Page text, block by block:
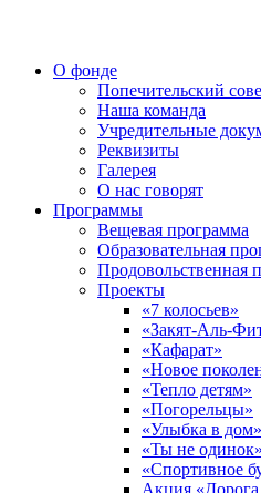
О фонде
Попечительский
Наша команда
Учредительные
Реквизиты
Галерея
О нас говорят
Программы
Вещевая программа
Образовательная
Продовольственная
Проекты
«7 колосьев»
«Закят-Аль-
«Кафарат»
«Новое
«Тепло детям»
«Погорельцы»
«Улыбка в дом»
«Ты не одинок»
«Спортивное